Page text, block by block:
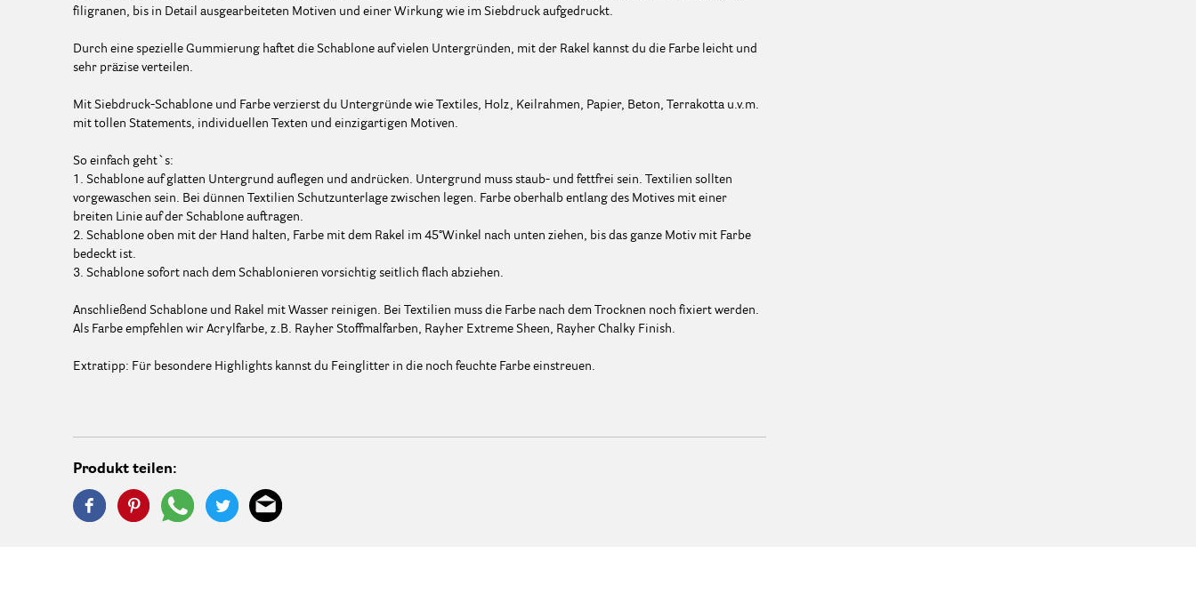
filigranen, bis in Detail ausgearbeiteten Motiven und einer Wirkung wie im Siebdruck aufgedruckt.
Durch eine spezielle Gummierung haftet die Schablone auf vielen Untergründen, mit der Rakel kannst du die Farbe leicht und
sehr präzise verteilen.
Mit Siebdruck-Schablone und Farbe verzierst du Untergründe wie Textiles, Holz, Keilrahmen, Papier, Beton, Terrakotta u.v.m.
mit tollen Statements, individuellen Texten und einzigartigen Motiven.
So einfach geht`s:
1. Schablone auf glatten Untergrund auflegen und andrücken. Untergrund muss staub- und fettfrei sein. Textilien sollten
vorgewaschen sein. Bei dünnen Textilien Schutzunterlage zwischen legen. Farbe oberhalb entlang des Motives mit einer
breiten Linie auf der Schablone auftragen.
2. Schablone oben mit der Hand halten, Farbe mit dem Rakel im 45°Winkel nach unten ziehen, bis das ganze Motiv mit Farbe
bedeckt ist.
3. Schablone sofort nach dem Schablonieren vorsichtig seitlich flach abziehen.
Anschließend Schablone und Rakel mit Wasser reinigen. Bei Textilien muss die Farbe nach dem Trocknen noch fixiert werden.
Als Farbe empfehlen wir Acrylfarbe, z.B. Rayher Stoffmalfarben, Rayher Extreme Sheen, Rayher Chalky Finish.
Extratipp: Für besondere Highlights kannst du Feinglitter in die noch feuchte Farbe einstreuen.
Produkt teilen: